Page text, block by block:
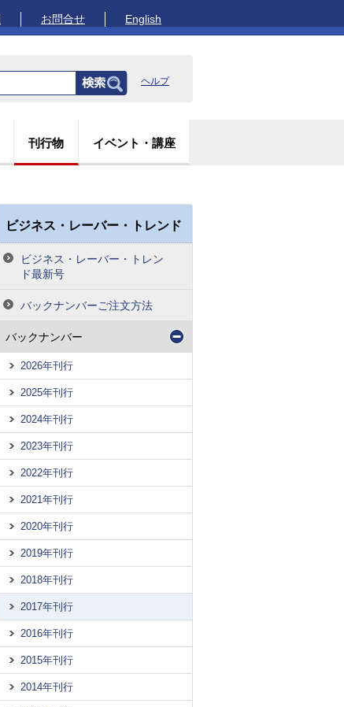
お問合せ English
ヘルプ
刊行物 イベント・講座
ビジネス・レーバー・トレンド
ビジネス・レーバー・トレン
ド最新号
バックナンバーご注文方法
バックナンバー
2026年刊行
2025年刊行
2024年刊行
2023年刊行
2022年刊行
2021年刊行
2020年刊行
2019年刊行
2018年刊行
2017年刊行
2016年刊行
2015年刊行
2014年刊行